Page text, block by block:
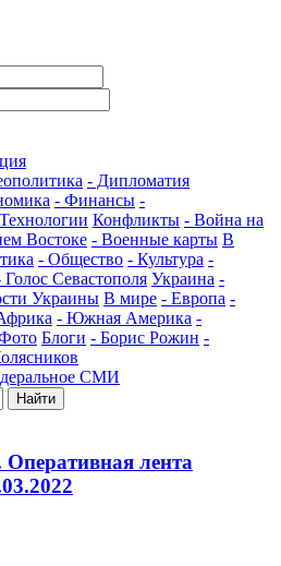
- Дипломатия
- Финансы -
Конфликты - Война на
Востоке - Военные карты В
- Общество - Культура -
Голос Севастополя Украина -
Украины В мире - Европа -
- Южная Америка -
Блоги - Борис Рожин -
СМИ
Найти
лента